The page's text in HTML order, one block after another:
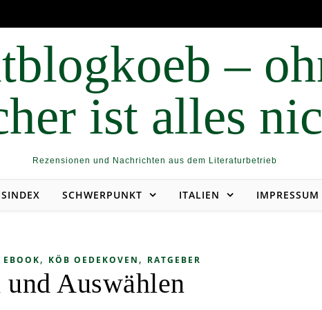
Rezensionen und Nachrichten aus dem Literaturbetrieb
SCHWERPUNKT ITALIEN IMPRESSUM
EBOOK, KÖB OEDEKOVEN , RATGEBER
und Auswählen